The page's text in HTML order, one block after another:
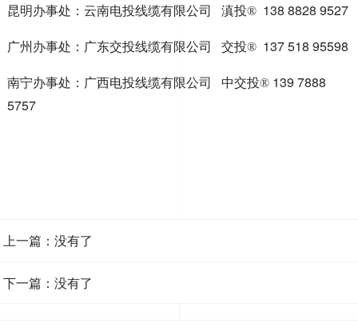
昆明办事处：云南电投线缆有限公司 滇投®138 8828 9527
广州办事处：广东交投线缆有限公司 交投®137 518 95598
南宁办事处：广西电投线缆有限公司 中交投®139 7888
5757
上一篇：没有了
下一篇：没有了